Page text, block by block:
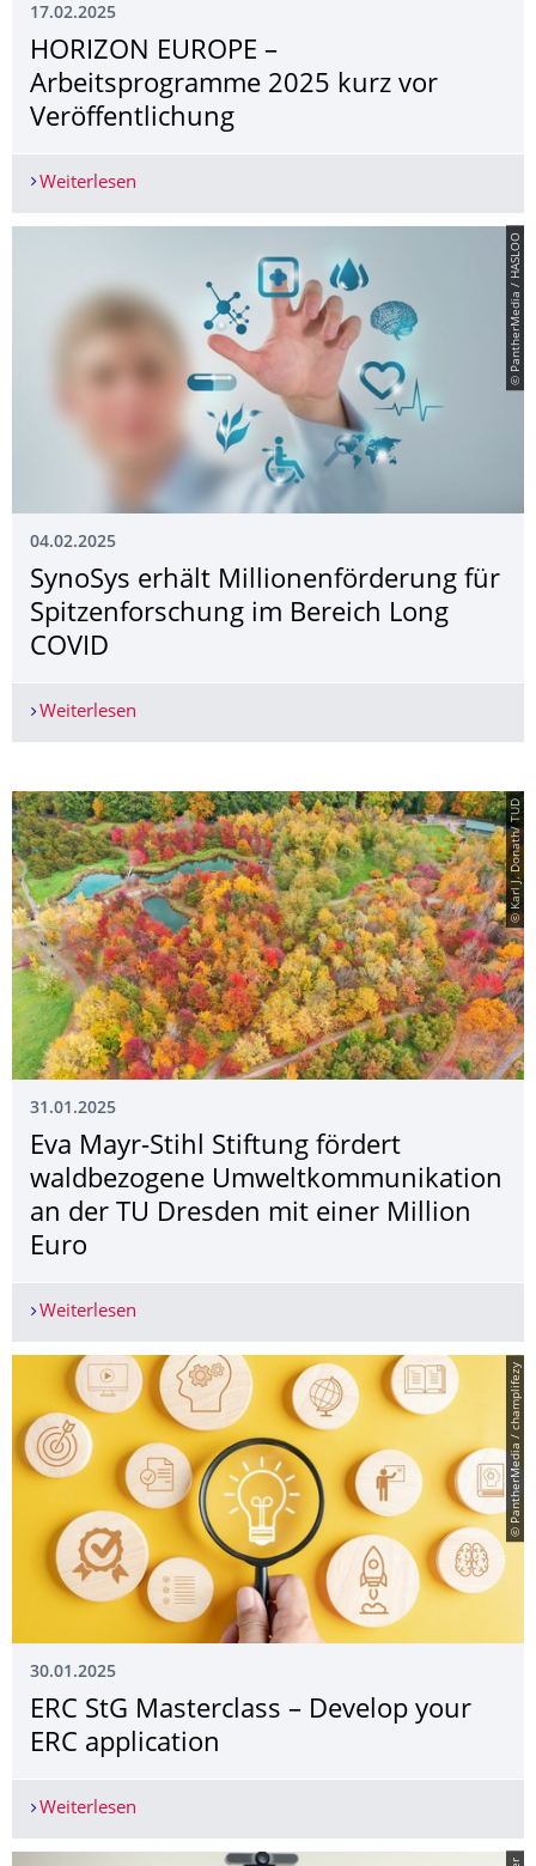
17.02.2025
HORIZON EUROPE –
Arbeitsprogramme 2025 kurz vor
Veröffentlichung
Weiterlesen
© PantherMedia / HASLOO
04.02.2025
SynoSys erhält Millionenförderung für
Spitzenforschung im Bereich Long
COVID
Weiterlesen
© Karl J. Donath/ TUD
31.01.2025
Eva Mayr-Stihl Stiftung fördert
waldbezogene Umweltkommunikati­on
an der TU Dresden mit einer Million
Euro
Weiterlesen
© PantherMedia / champlifezy
30.01.2025
ERC StG Masterclass – Develop your
ERC application
Weiterlesen